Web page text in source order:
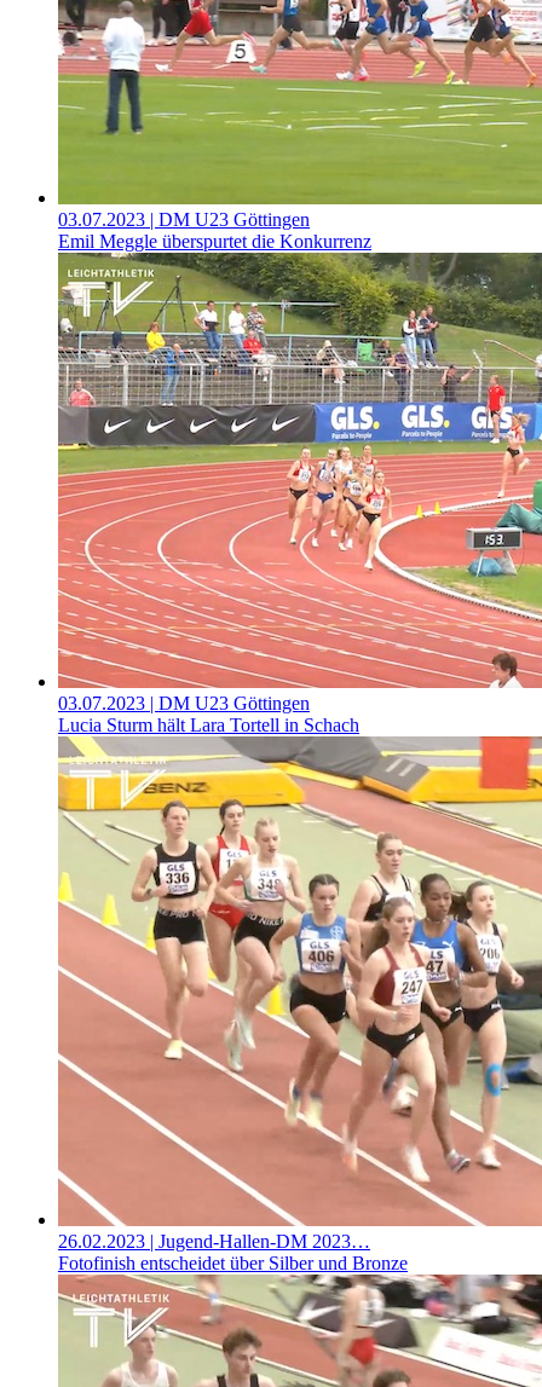
03.07.2023 | DM U23 Göttingen
Emil Meggle überspurtet die Konkurrenz
03.07.2023 | DM U23 Göttingen
Lucia Sturm hält Lara Tortell in Schach
26.02.2023 | Jugend-Hallen-DM 2023…
Fotofinish entscheidet über Silber und Bronze